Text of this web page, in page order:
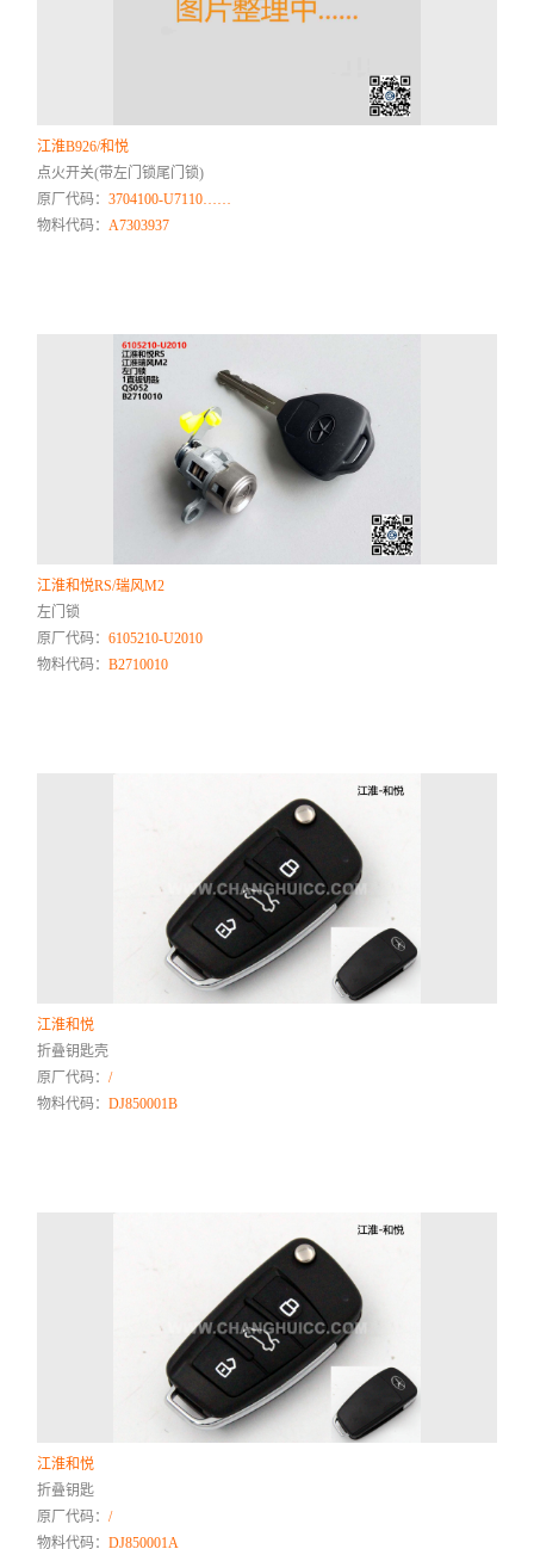
江淮B926/和悦
点火开关(带左门锁尾门锁)
原厂代码：3704100-U7110……
物料代码：A7303937
江淮和悦RS/瑞风M2
左门锁
原厂代码：6105210-U2010
物料代码：B2710010
江淮和悦
折叠钥匙壳
原厂代码：/
物料代码：DJ850001B
江淮和悦
折叠钥匙
原厂代码：/
物料代码：DJ850001A